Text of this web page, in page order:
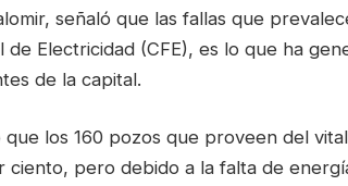
señaló que las fallas que
de Electricidad (CFE), es lo que ha
de la capital.
que los 160 pozos que proveen del
ciento, pero debido a la falta de